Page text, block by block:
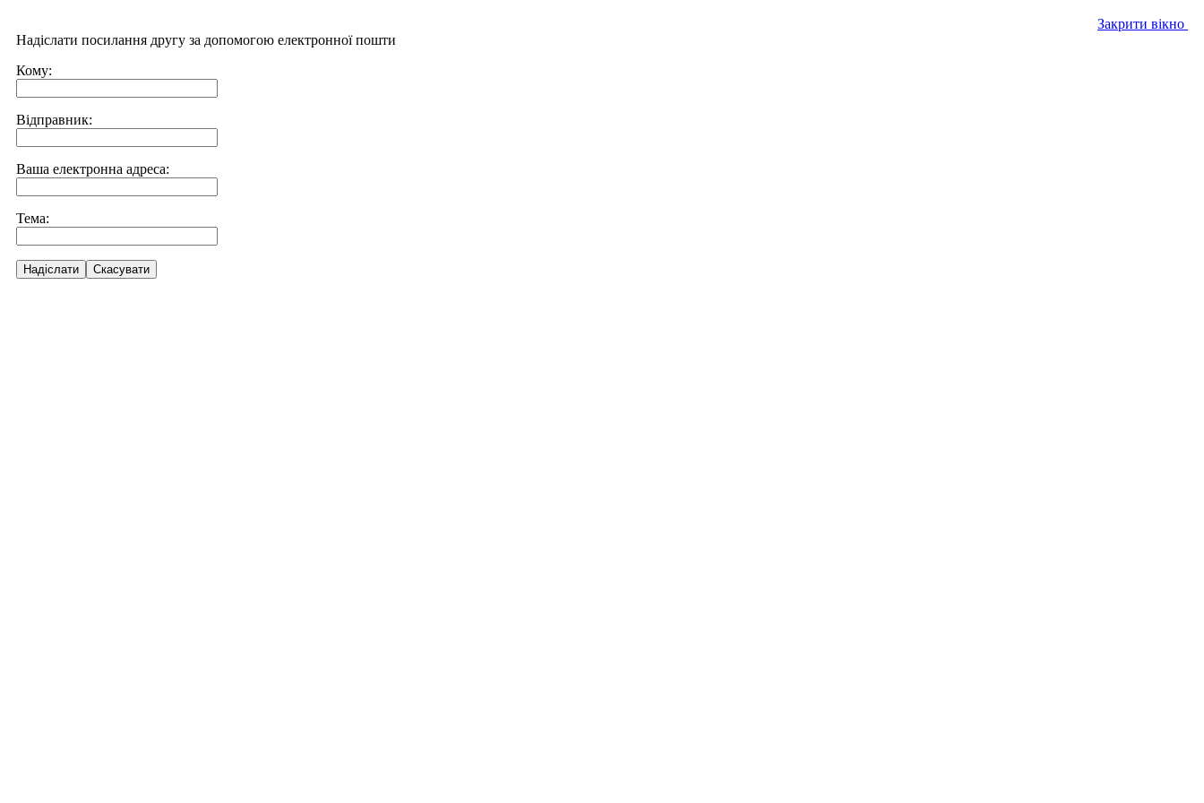
Закрити вікно
Надіслати посилання другу за допомогою електронної пошти
Кому:
Відправник:
Ваша електронна адреса:
Тема:
Надіслати Скасувати